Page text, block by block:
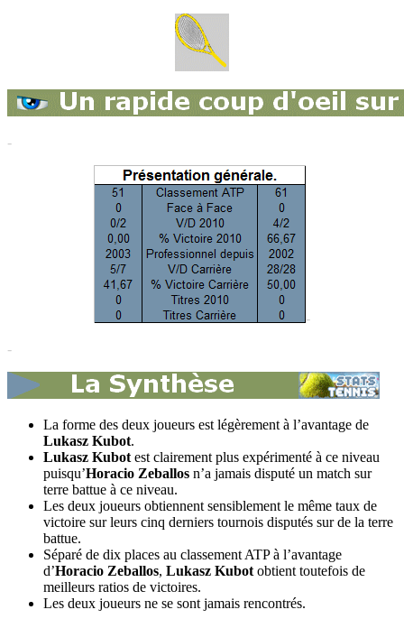
-
-
-
La forme des deux joueurs est légèrement à l’avantage de
Lukasz Kubot.
Lukasz Kubot est clairement plus expérimenté à ce niveau
puisqu’Horacio Zeballos n’a jamais disputé un match sur
terre battue à ce niveau.
Les deux joueurs obtiennent sensiblement le même taux de
victoire sur leurs cinq derniers tournois disputés sur de la terre
battue.
Séparé de dix places au classement ATP à l’avantage
d’Horacio Zeballos, Lukasz Kubot obtient toutefois de
meilleurs ratios de victoires.
Les deux joueurs ne se sont jamais rencontrés.